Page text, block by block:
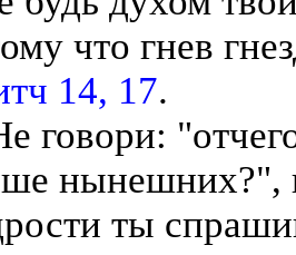
что гнев
14, 17.
говори:
нынешних?",
ты